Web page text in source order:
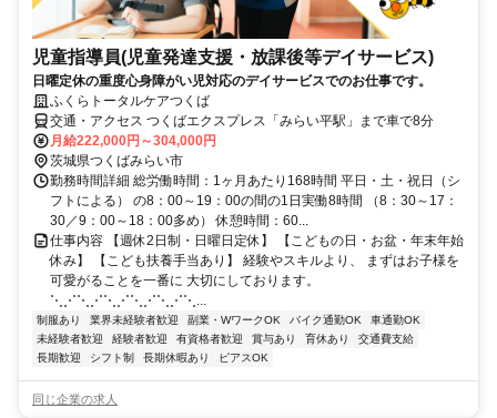
児童指導員(児童発達支援・放課後等デイサービス)
日曜定休の重度心身障がい児対応のデイサービスでのお仕事です。
ふくらトータルケアつくば
交通・アクセス つくばエクスプレス「みらい平駅」まで車で8分
月給222,000円～304,000円
茨城県つくばみらい市
勤務時間詳細 総労働時間：1ヶ月あたり168時間 平日・土・祝日（シ
フトによる） の8：00～19：00の間の1日実働8時間 （8：30～17：
30／9：00～18：00多め） 休憩時間：60...
仕事内容 【週休2日制・日曜日定休】 【こどもの日・お盆・年末年始
休み】 【こども扶養手当あり】 経験やスキルより、 まずはお子様を
可愛がることを一番に 大切にしております。
⋱⋰⋱⋰⋱⋰⋱⋰⋱⋰⋱...
制服あり 業界未経験者歓迎 副業・WワークOK バイク通勤OK
車通勤OK
未経験者歓迎
経験者歓迎 有資格者歓迎 賞与あり 育休あり
交通費支給
長期歓迎
シフト制 長期休暇あり ピアスOK
同じ企業の求人